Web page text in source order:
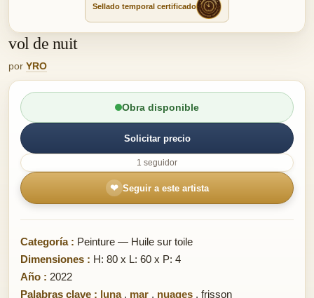
Sellado temporal certificado
vol de nuit
por YRO
Obra disponible
Solicitar precio
1 seguidor
❤ Seguir a este artista
Categoría : Peinture — Huile sur toile
Dimensiones : H: 80 x L: 60 x P: 4
Año : 2022
Palabras clave : luna, mar , nuages , frisson